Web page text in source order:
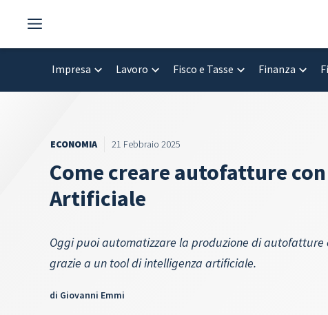
contenuto
Impresa Lavoro Fisco e Tasse Finanza
ECONOMIA 21 Febbraio 2025
Come creare autofatture
Artificiale
Oggi puoi automatizzare la produzione di
grazie a un tool di intelligenza artificiale.
di Giovanni Emmi